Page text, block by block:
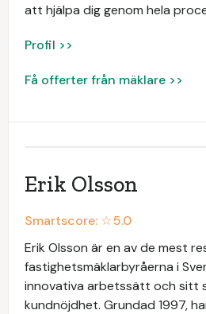
att hjälpa dig genom hela
Profil >>
Få offerter från mäklare >>
Erik Olsson
Smartscore: ☆5.0
Erik Olsson är en av de mest
fastighetsmäklarbyråerna i
innovativa arbetssätt och sitt
kundnöjdhet. Grundad 1997,